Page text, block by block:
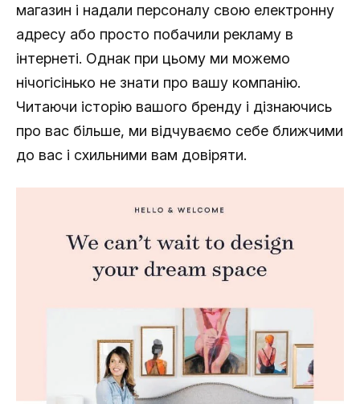
магазин і надали персоналу свою електронну
адресу або просто побачили рекламу в
інтернеті. Однак при цьому ми можемо
нічогісінько не знати про вашу компанію.
Читаючи історію вашого бренду і дізнаючись
про вас більше, ми відчуваємо себе ближчими
до вас і схильними вам довіряти.